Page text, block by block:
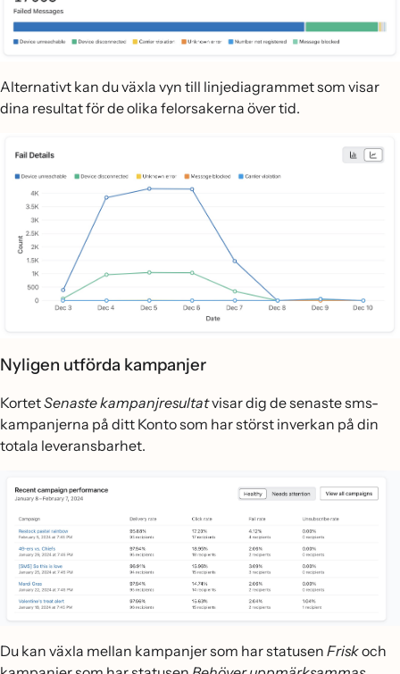
Alternativt kan du växla vyn till linjediagrammet som visar
dina resultat för de olika felorsakerna över tid.
Nyligen utförda kampanjer
KortetSenastekampanjresultatvisar dig de senaste sms-
kampanjerna på ditt Konto som har störst inverkan på din
totala leveransbarhet.
Du kan växla mellan kampanjer som har statusen Friskoch